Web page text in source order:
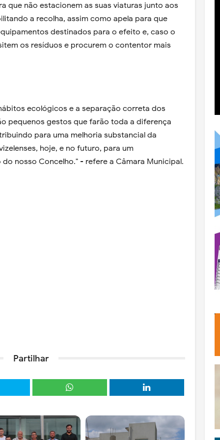
que não estacionem as suas viaturas junto aos
a recolha, assim como apela para que
destinados para o efeito e, caso o
os resíduos e procurem o contentor mais
ecológicos e a separação correta dos
pequenos gestos que farão toda a diferença
para uma melhoria substancial da
hoje, e no futuro, para um
nosso Concelho." - refere a Câmara Municipal.
Partilhar